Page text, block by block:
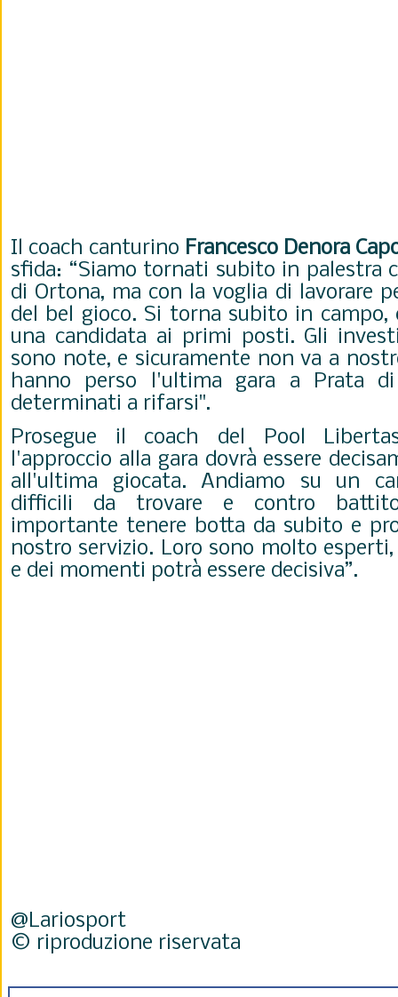
Il coach canturino Francesco Denora
sfida: “Siamo tornati subito in palestra
di Ortona, ma con la voglia di lavorare
del bel gioco. Si torna subito in campo,
una candidata ai primi posti. Gli
sono note, e sicuramente non va a
hanno perso l'ultima gara a Prata di
determinati a rifarsi".
Prosegue il coach del Pool
l'approccio alla gara dovrà essere
all'ultima giocata. Andiamo su un
difficili da trovare e contro
importante tenere botta da subito e
nostro servizio. Loro sono molto
e dei momenti potrà essere decisiva”.
@Lariosport
© riproduzione riservata